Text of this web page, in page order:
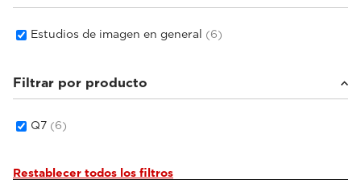
Estudios de imagen en general (6)
Filtrar por producto
Q7 (6)
Restablecer todos los filtros